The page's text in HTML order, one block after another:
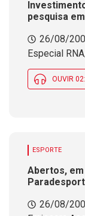
pesquisa
&eacute;
26/08/
Especial
OUVIR
ESPORTE
Abertos,
26/08/